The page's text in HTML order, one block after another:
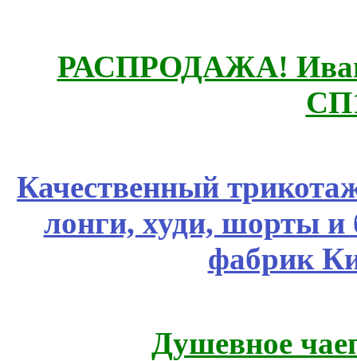
РАСПРОДАЖА!
Качественный
лонги, худи, шорты
фабрик
Душевное